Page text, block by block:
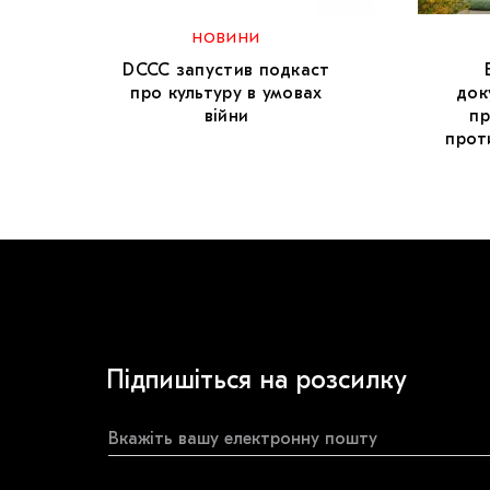
НОВИНИ
DCCC запустив подкаст
про культуру в умовах
війни
Підпишіться на розсилку